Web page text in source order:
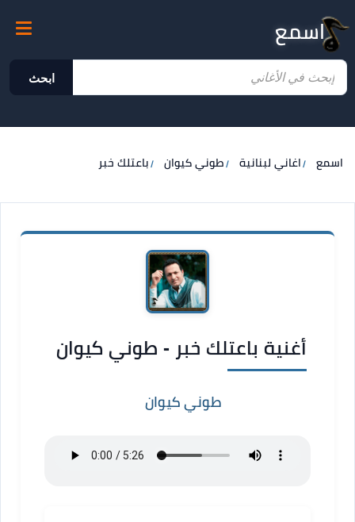
اسمع
ابحث
اسمع اغاني لبنانية طوني كيوان باعتلك خبر
أغنية باعتلك خبر - طوني كيوان
طوني كيوان